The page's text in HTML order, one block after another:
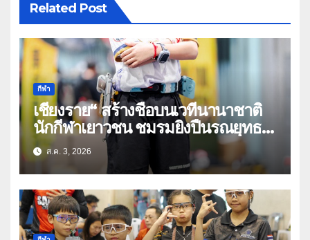
Related Post
กีฬา
เชียงราย“ สร้างชื่อบนเวทีนานาชาติ
นักกีฬาเยาวชน ชมรมยิงปืนรณยุทธ
อัดลมเบาเชียงราย คว้าหลายรางวัล
ในศึก THPSA IPSC Action Air
Level 3
ส.ค. 3, 2026